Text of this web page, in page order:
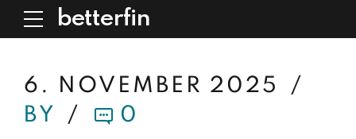
betterfin
6. NOVEMBER 2025
BY
0